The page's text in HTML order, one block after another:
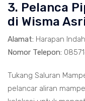
3. Pelanca
di Wisma
Alamat: Harapan
Nomor Telepon:
Tukang Saluran
pelancar aliran